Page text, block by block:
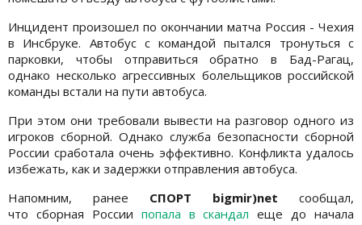
Инцидент произошел по окончании матча Россия - Чехия
в Инсбруке. Автобус с командой пытался тронуться с
парковки, чтобы отправиться обратно в Бад-Рагац,
однако несколько агрессивных болельщиков российской
команды встали на пути автобуса.
При этом они требовали вывести на разговор одного из
игроков сборной. Однако служба безопасности сборной
России сработала очень эффективно. Конфликта удалось
избежать, как и задержки отправления автобуса.
Напомним, ранее СПОРТ bigmir)net сообщал,
что сборная России попала в скандал еще до начала